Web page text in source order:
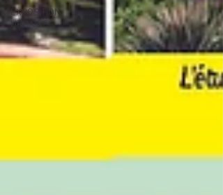
EXPOSITION
URBAINE